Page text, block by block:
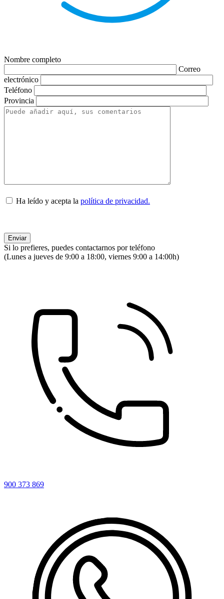
Nombre completo
Correo
electrónico
Teléfono
Provincia
Ha leído y acepta la política de privacidad.
Si lo prefieres, puedes contactarnos por teléfono
(Lunes a jueves de 9:00 a 18:00, viernes 9:00 a 14:00h)
900 373 869